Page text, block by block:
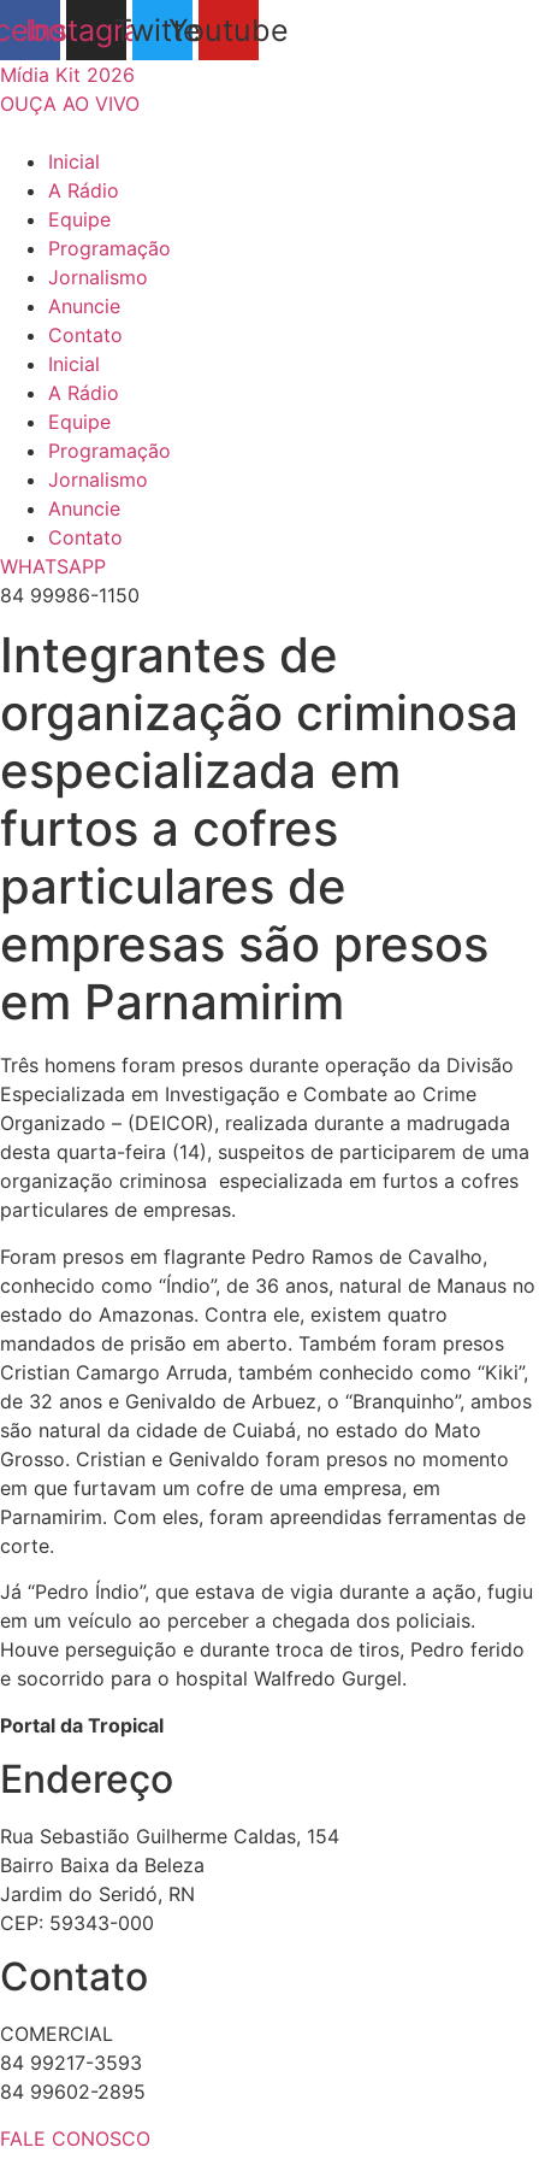
para
o
conteúdo
Instagram
TwitterYoutube
Mídia Kit 2026
OUÇA AO VIVO
Inicial
A Rádio
Equipe
Programação
Jornalismo
Anuncie
Contato
Inicial
A Rádio
Equipe
Programação
Jornalismo
Anuncie
Contato
WHATSAPP
84 99986-1150
Integrantes de
organização criminosa
especializada em
furtos a cofres
particulares de
empresas são presos
em Parnamirim
Três homens foram presos durante operação da Divisão
Especializada em Investigação e Combate ao Crime
Organizado – (DEICOR), realizada durante a madrugada
desta quarta-feira (14), suspeitos de participarem de uma
organização criminosa especializada em furtos a cofres
particulares de empresas.
Foram presos em flagrante Pedro Ramos de Cavalho,
conhecido como “Índio”, de 36 anos, natural de Manaus no
estado do Amazonas. Contra ele, existem quatro
mandados de prisão em aberto. Também foram presos
Cristian Camargo Arruda, também conhecido como “Kiki”,
de 32 anos e Genivaldo de Arbuez, o “Branquinho”, ambos
são natural da cidade de Cuiabá, no estado do Mato
Grosso. Cristian e Genivaldo foram presos no momento
em que furtavam um cofre de uma empresa, em
Parnamirim. Com eles, foram apreendidas ferramentas de
corte.
Já “Pedro Índio”, que estava de vigia durante a ação, fugiu
em um veículo ao perceber a chegada dos policiais.
Houve perseguição e durante troca de tiros, Pedro ferido
e socorrido para o hospital Walfredo Gurgel.
Portal da Tropical
Endereço
Rua Sebastião Guilherme Caldas, 154
Bairro Baixa da Beleza
Jardim do Seridó, RN
CEP: 59343-000
Contato
COMERCIAL
84 99217-3593
84 99602-2895
FALE CONOSCO